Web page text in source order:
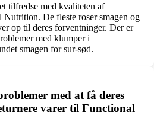
tilfredse med kvaliteten af
De fleste roser smagen og
op til deres forventninger. Der er
med klumper i
smagen for sur-sød.
med at få deres
varer til Functional